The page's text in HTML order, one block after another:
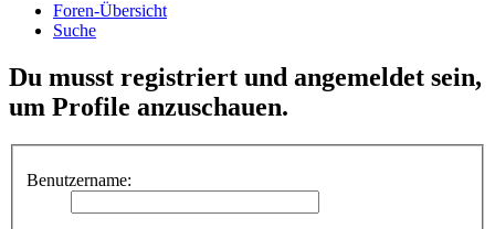
Foren-Übersicht
Suche
Du musst registriert und angemeldet sein,
um Profile anzuschauen.
Benutzername: